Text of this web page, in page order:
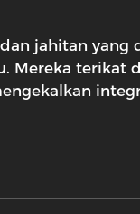
jahitan
terikat